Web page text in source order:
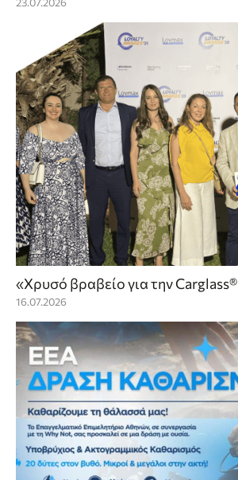
23.07.2026
«Χρυσό βραβείο για την Carglass®
16.07.2026